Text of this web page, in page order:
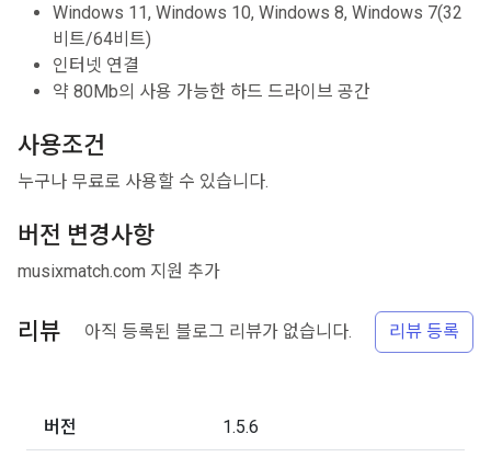
Windows 11, Windows 10, Windows 8, Windows 7(32
비트/64비트)
인터넷 연결
약 80Mb의 사용 가능한 하드 드라이브 공간
사용조건
누구나 무료로 사용할 수 있습니다.
버전 변경사항
musixmatch.com 지원 추가
리뷰 아직 등록된 블로그 리뷰가 없습니다. 리뷰 등록
버전 1.5.6